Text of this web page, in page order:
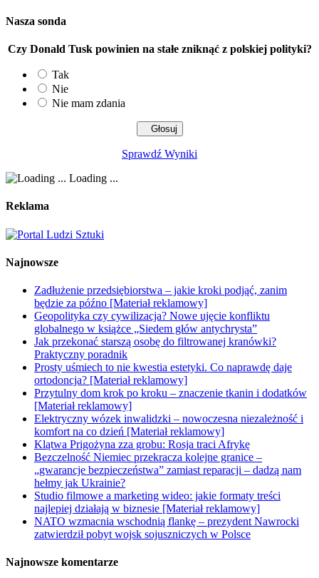
Nasza sonda
Czy Donald Tusk powinien na stałe zniknąć z polskiej polityki?
Tak
Nie
Nie mam zdania
Sprawdź Wyniki
Loading ...
Reklama
Najnowsze
Zadłużenie przedsiębiorstwa – jakie kroki podjąć, zanim
będzie za późno [Materiał reklamowy]
Geopolityka czy cywilizacja? Nowe ujęcie konfliktu
globalnego w książce „Siedem głów antychrysta”
Jak przekonać starszą osobę do filtrowanej kranówki?
Praktyczny poradnik
Prosty uśmiech to nie kwestia estetyki. Co naprawdę daje
ortodoncja? [Materiał reklamowy]
Przytulny dom krok po kroku – znaczenie tkanin i dodatków
[Materiał reklamowy]
Elektryczny wózek inwalidzki – nowoczesna niezależność i
komfort na co dzień [Materiał reklamowy]
Klątwa Prigożyna zza grobu: Rosja traci Afrykę
Bezczelność Niemiec przekracza kolejne granice –
„gwarancje bezpieczeństwa” zamiast reparacji – dadzą nam
hełmy jak Ukrainie?
Studio filmowe a marketing wideo: jakie formaty treści
najlepiej działają w biznesie [Materiał reklamowy]
NATO wzmacnia wschodnią flankę – prezydent Nawrocki
zatwierdził pobyt wojsk sojuszniczych w Polsce
Najnowsze komentarze